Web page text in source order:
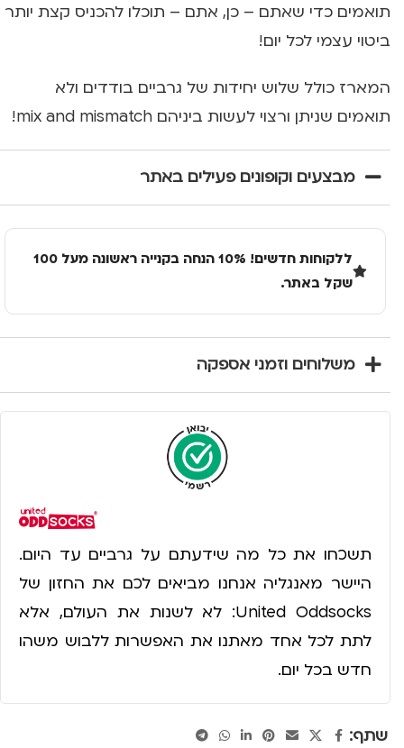
תואמים כדי שאתם – כן, אתם – תוכלו להכניס קצת יותר
ביטוי עצמי לכל יום!
המארז כולל שלוש יחידות של גרביים בודדים ולא
תואמים שניתן ורצוי לעשות ביניהם mix and mismatch!
מבצעים וקופונים פעילים באתר
ללקוחות חדשים! 10% הנחה בקנייה ראשונה מעל 100
שקל באתר.
משלוחים וזמני אספקה
תשכחו את כל מה שידעתם על גרביים עד היום.
היישר מאנגליה אנחנו מביאים לכם את החזון של
United Oddsocks: לא לשנות את העולם, אלא
לתת לכל אחד מאתנו את האפשרות ללבוש משהו
חדש בכל יום.
שתף: